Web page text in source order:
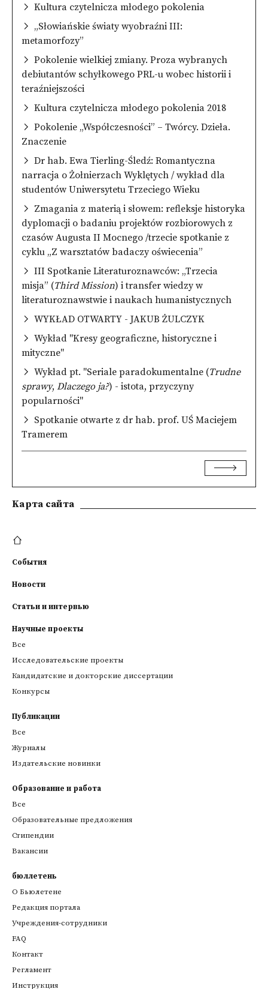
Kultura czytelnicza młodego pokolenia
„Słowiańskie światy wyobraźni III:
metamorfozy”
Pokolenie wielkiej zmiany. Proza wybranych
debiutantów schyłkowego PRL-u wobec historii i
teraźniejszości
Kultura czytelnicza młodego pokolenia 2018
Pokolenie „Współczesności” – Twórcy. Dzieła.
Znaczenie
Dr hab. Ewa Tierling-Śledź: Romantyczna
narracja o Żołnierzach Wyklętych / wykład dla
studentów Uniwersytetu Trzeciego Wieku
Zmagania z materią i słowem: refleksje historyka
dyplomacji o badaniu projektów rozbiorowych z
czasów Augusta II Mocnego /trzecie spotkanie z
cyklu „Z warsztatów badaczy oświecenia”
III Spotkanie Literaturoznawców: „Trzecia
misja” (Third Mission) i transfer wiedzy w
literaturoznawstwie i naukach humanistycznych
WYKŁAD OTWARTY - JAKUB ŻULCZYK
Wykład "Kresy geograficzne, historyczne i
mityczne"
Wykład pt. "Seriale paradokumentalne (Trudne
sprawy, Dlaczego ja?) - istota, przyczyny
popularności"
Spotkanie otwarte z dr hab. prof. UŚ Maciejem
Tramerem
Kарта сайта
События
Новости
Статьи и интервью
Научные проекты
Все
Исследовательские проекты
Кандидатские и докторские диссертации
Конкурсы
Публикации
Все
Журналы
Издательские новинки
Образование и работа
Все
Образовательные предложения
Стипендии
Вакансии
бюллетень
О Бьюлетене
Редакция портала
Учреждения-сотрудники
FAQ
Контакт
Регламент
Инструкция